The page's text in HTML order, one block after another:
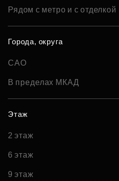
Рядом с метро и с отделкой
Города, округа
САО
В пределах МКАД
Этаж
2 этаж
6 этаж
9 этаж